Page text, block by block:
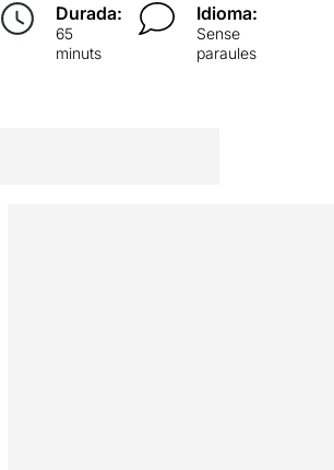
Durada:
65
minuts
Idioma:
Sense
paraules